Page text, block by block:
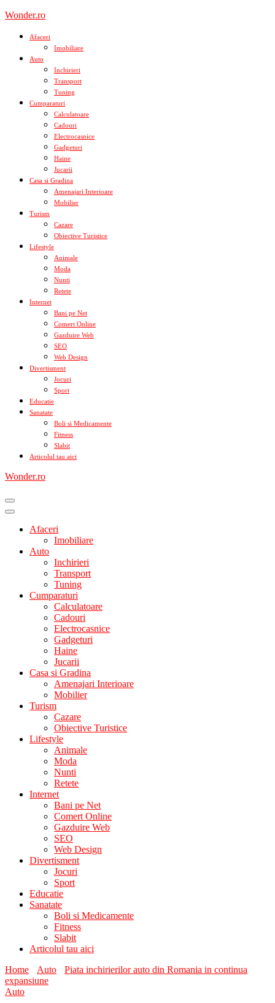
Skip
content
Wonder.ro
Afaceri
Imobiliare
Auto
Inchirieri
Transport
Tuning
Cumparaturi
Calculatoare
Cadouri
Electrocasnice
Gadgeturi
Haine
Jucarii
Casa si Gradina
Amenajari Interioare
Mobilier
Turism
Cazare
Obiective Turistice
Lifestyle
Animale
Moda
Nunti
Retete
Internet
Bani pe Net
Comert Online
Gazduire Web
SEO
Web Design
Divertisment
Jocuri
Sport
Educatie
Sanatate
Boli si Medicamente
Fitness
Slabit
Articolul tau aici
Wonder.ro
Afaceri
Imobiliare
Auto
Inchirieri
Transport
Tuning
Cumparaturi
Calculatoare
Cadouri
Electrocasnice
Gadgeturi
Haine
Jucarii
Casa si Gradina
Amenajari Interioare
Mobilier
Turism
Cazare
Obiective Turistice
Lifestyle
Animale
Moda
Nunti
Retete
Internet
Bani pe Net
Comert Online
Gazduire Web
SEO
Web Design
Divertisment
Jocuri
Sport
Educatie
Sanatate
Boli si Medicamente
Fitness
Slabit
Articolul tau aici
Home
Auto
Piata inchirierilor auto din Romania in continua
expansiune
Auto